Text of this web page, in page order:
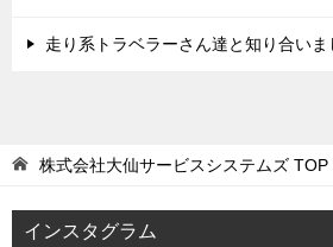
走り系トラベラーさん達と知り合いま
株式会社大仙サービスシステムズ TOP
インスタグラム